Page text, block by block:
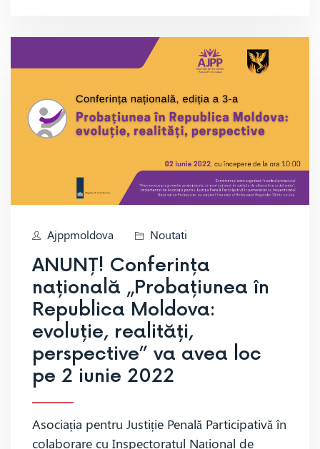
Ajppmoldova Noutati
ANUNȚ! Conferința
națională „Probațiunea în
Republica Moldova:
evoluție, realități,
perspective” va avea loc
pe 2 iunie 2022
Asociația pentru Justiție Penală Participativă în
colaborare cu Inspectoratul Național de